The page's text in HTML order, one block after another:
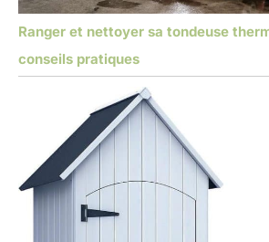
Ranger et nettoyer sa tondeuse
conseils pratiques